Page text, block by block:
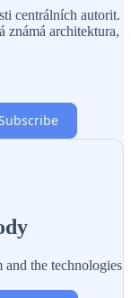
centrálních autorit.
známá architektura,
and the technologies